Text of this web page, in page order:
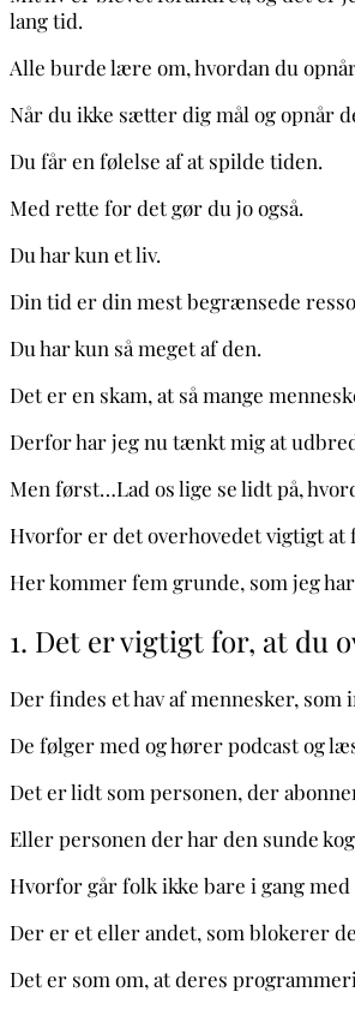
lang tid.
Alle burde lære om, hvordan du
Når du ikke sætter dig mål og opnår
Du får en følelse af at spilde tiden.
Med rette for det gør du jo også.
Du har kun et liv.
Din tid er din mest begrænsede
Du har kun så meget af den.
Det er en skam, at så mange
Derfor har jeg nu tænkt mig at
Men først…Lad os lige se lidt på,
Hvorfor er det overhovedet vigtigt
Her kommer fem grunde, som jeg
1. Det er vigtigt for, at du
Der findes et hav af mennesker,
De følger med og hører podcast og
Det er lidt som personen, der
Eller personen der har den sunde
Hvorfor går folk ikke bare i gang
Der er et eller andet, som blokerer
Det er som om, at deres